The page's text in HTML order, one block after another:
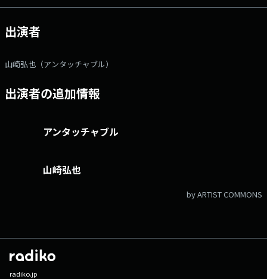
出演者
山崎弘也（アンタッチャブル）
出演者の追加情報
アンタッチャブル
山崎弘也
by ARTIST COMMONS
radiko.jp